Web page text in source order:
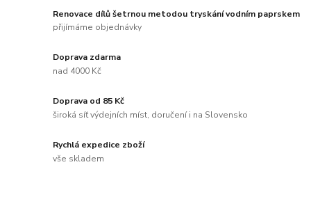
Renovace dílů šetrnou metodou tryskání vodním paprskem
přijímáme objednávky
Doprava zdarma
nad 4000 Kč
Doprava od 85 Kč
široká síť výdejních míst, doručení i na Slovensko
Rychlá expedice zboží
vše skladem